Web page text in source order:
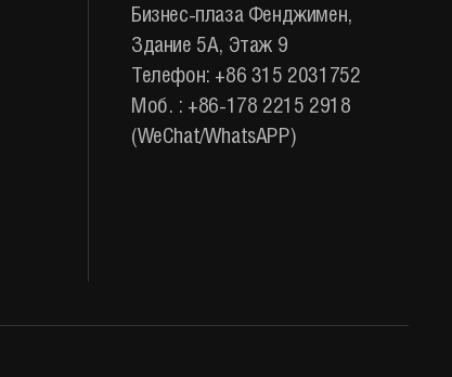
Бизнес-плаза Фенджимен,
Здание 5A, Этаж 9
Телефон: +86 315 2031752
Моб. : +86-178 2215 2918
(WeChat/WhatsAPP)